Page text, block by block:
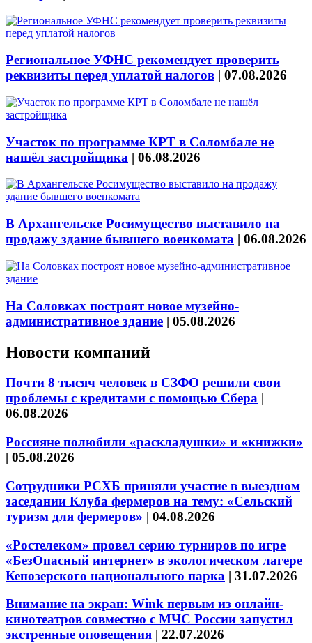
Региональное УФНС рекомендует проверить
реквизиты перед уплатой налогов | 07.08.2026
Участок по программе КРТ в Соломбале не
нашёл застройщика | 06.08.2026
В Архангельске Росимущество выставило на
продажу здание бывшего военкомата | 06.08.2026
На Соловках построят новое музейно-
административное здание | 05.08.2026
Новости компаний
Почти 8 тысяч человек в СЗФО решили свои
проблемы с кредитами с помощью Сбера |
06.08.2026
Россияне полюбили «раскладушки» и «книжки»
| 05.08.2026
Сотрудники РСХБ приняли участие в выездном
заседании Клуба фермеров на тему: «Сельский
туризм для фермеров» | 04.08.2026
«Ростелеком» провел серию турниров по игре
«БезОпасный интернет» в экологическом лагере
Кенозерского национального парка | 31.07.2026
Внимание на экран: Wink первым из онлайн-
кинотеатров совместно с МЧС России запустил
экстренные оповещения | 22.07.2026